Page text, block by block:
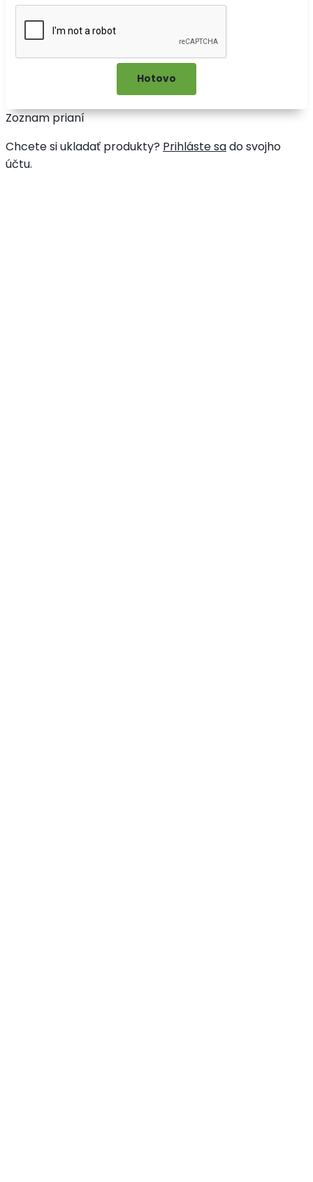
Zoznam prianí
Chcete si ukladať produkty? Prihláste sado svojho
účtu.